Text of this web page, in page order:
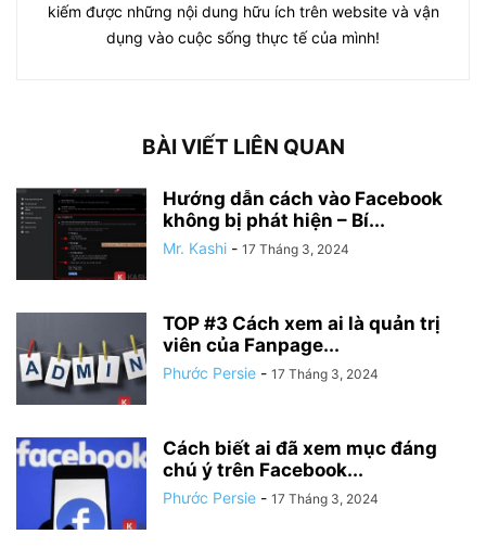
kiếm được những nội dung hữu ích trên website và vận
dụng vào cuộc sống thực tế của mình!
BÀI VIẾT LIÊN QUAN
Hướng dẫn cách vào Facebook
không bị phát hiện – Bí...
Mr. Kashi - 17 Tháng 3, 2024
TOP #3 Cách xem ai là quản trị
viên của Fanpage...
Phước Persie - 17 Tháng 3, 2024
Cách biết ai đã xem mục đáng
chú ý trên Facebook...
Phước Persie - 17 Tháng 3, 2024